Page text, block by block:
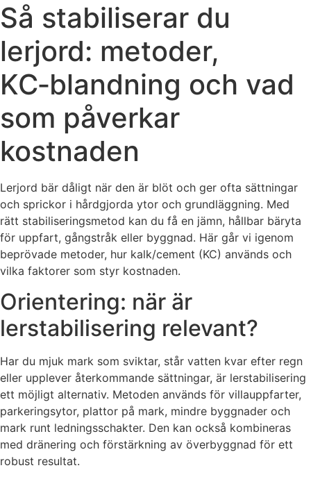
Så stabiliserar du
lerjord: metoder,
KC‑blandning och vad
som påverkar
kostnaden
Lerjord bär dåligt när den är blöt och ger ofta sättningar
och sprickor i hårdgjorda ytor och grundläggning. Med
rätt stabiliseringsmetod kan du få en jämn, hållbar bäryta
för uppfart, gångstråk eller byggnad. Här går vi igenom
beprövade metoder, hur kalk/cement (KC) används och
vilka faktorer som styr kostnaden.
Orientering: när är
lerstabilisering relevant?
Har du mjuk mark som sviktar, står vatten kvar efter regn
eller upplever återkommande sättningar, är lerstabilisering
ett möjligt alternativ. Metoden används för villauppfarter,
parkeringsytor, plattor på mark, mindre byggnader och
mark runt ledningsschakter. Den kan också kombineras
med dränering och förstärkning av överbyggnad för ett
robust resultat.